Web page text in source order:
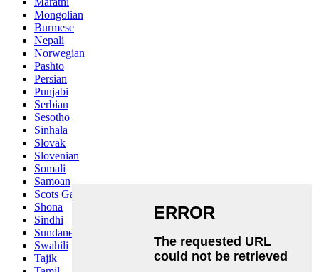
Mongolian
Burmese
Nepali
Norwegian
Pashto
Persian
Punjabi
Serbian
Sesotho
Sinhala
Slovak
Slovenian
Somali
Samoan
Scots Gaelic
Shona
Sindhi
Sundanese
Swahili
Tajik